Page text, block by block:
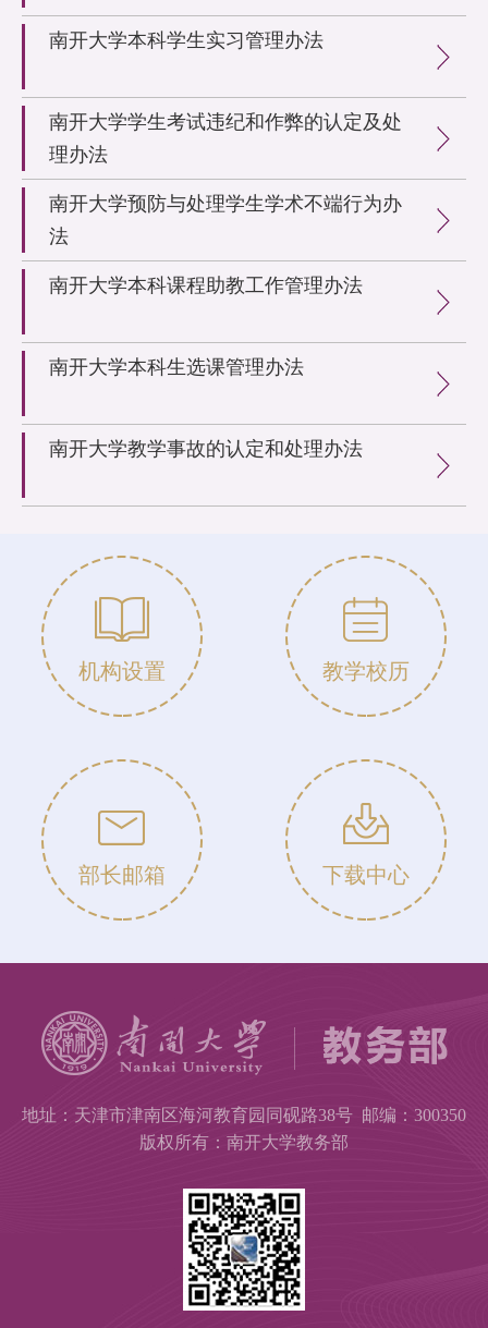
南开大学本科学生实习管理办法
南开大学学生考试违纪和作弊的认定及处
理办法
南开大学预防与处理学生学术不端行为办
法
南开大学本科课程助教工作管理办法
南开大学本科生选课管理办法
南开大学教学事故的认定和处理办法
机构设置 教学校历
部长邮箱 下载中心
地址：天津市津南区海河教育园同砚路38号 邮编：300350
版权所有：南开大学教务部